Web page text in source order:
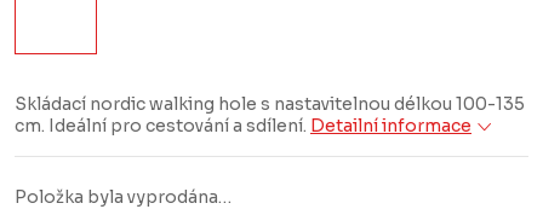
Skládací nordic walking hole s nastavitelnou délkou 100-135
cm. Ideální pro cestování a sdílení. Detailní informace
Položka byla vyprodána…